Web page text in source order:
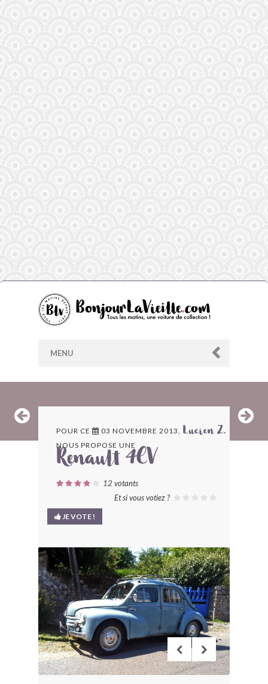
MENU
ARCHIVES
LES CONTRIBUTEURS
LE BLOG
BONJOURLAVIEILLE ?
MODÈLES ET MARQUES
COMMENT FONCTIONNE BLV ?
POUR CE 03 NOVEMBRE 2013, Lucien Z.
NOUS PROPOSE UNE
Renault 4CV
12votants
Et si vous votiez ?
JE VOTE !